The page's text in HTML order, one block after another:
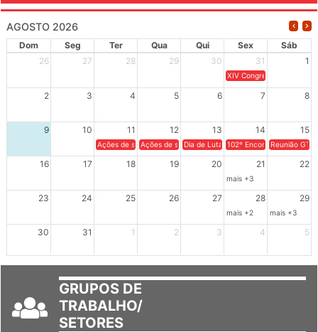
AGOSTO 2026
Dom Seg Ter Qua Qui Sex
Sáb
26
27 28 29 30 31 1
XIV Congresso Brasileiro
2 3 4 5 6 7 8
9 10 11 12 13 14 15
Ações de solidariedade a Cuba no Rio Grande do Sul - 100
Ações de solidariedade a Cuba no Rio Grande do
Dia de Luta em Defesa de Cuba e da
102º Encontro da
Reunião
16 17 18 19 20 21 22
mais +3
23 24 25 26 27 28 29
mais +2 mais +3
30 31 1 2 3 4 5
GRUPOS DE
TRABALHO/
SETORES